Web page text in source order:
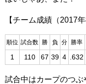
【チーム成績（2017
順位 試合数 勝 負 分 勝率
1 110 67 39 4 .632
試合中はカープのつ